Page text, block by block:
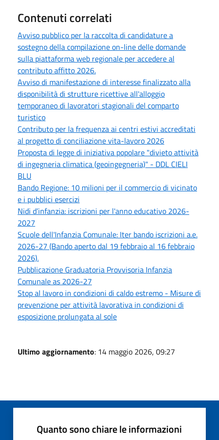
Contenuti correlati
Avviso pubblico per la raccolta di candidature a
sostegno della compilazione on-line delle domande
sulla piattaforma web regionale per accedere al
contributo affitto 2026.
Avviso di manifestazione di interesse finalizzato alla
disponibilità di strutture ricettive all'alloggio
temporaneo di lavoratori stagionali del comparto
turistico
Contributo per la frequenza ai centri estivi accreditati
al progetto di conciliazione vita-lavoro 2026
Proposta di legge di iniziativa popolare "divieto attività
di ingegneria climatica (geoingegneria)" - DDL CIELI
BLU
Bando Regione: 10 milioni per il commercio di vicinato
e i pubblici esercizi
Nidi d’infanzia: iscrizioni per l'anno educativo 2026-
2027
Scuole dell'Infanzia Comunale: Iter bando iscrizioni a.e.
2026-27 (Bando aperto dal 19 febbraio al 16 febbraio
2026).
Pubblicazione Graduatoria Provvisoria Infanzia
Comunale as 2026-27
Stop al lavoro in condizioni di caldo estremo - Misure di
prevenzione per attività lavorativa in condizioni di
esposizione prolungata al sole
Ultimo aggiornamento: 14 maggio 2026, 09:27
Quanto sono chiare le informazioni